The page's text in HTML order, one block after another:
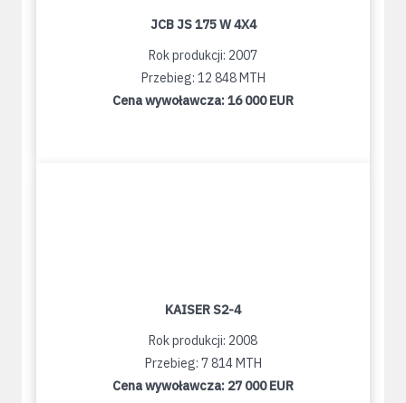
JCB JS 175 W 4X4
Rok produkcji: 2007
Przebieg: 12 848 MTH
Cena wywoławcza:16 000 EUR
KAISER S2-4
Rok produkcji: 2008
Przebieg: 7 814 MTH
Cena wywoławcza: 27 000 EUR